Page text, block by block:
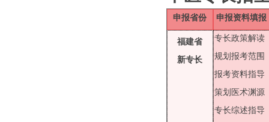
申报省份 申报资料填报
福建省
新专长
专长政策解读
规划报考范围
报考资料指导
策划医术渊源
专长综述指导